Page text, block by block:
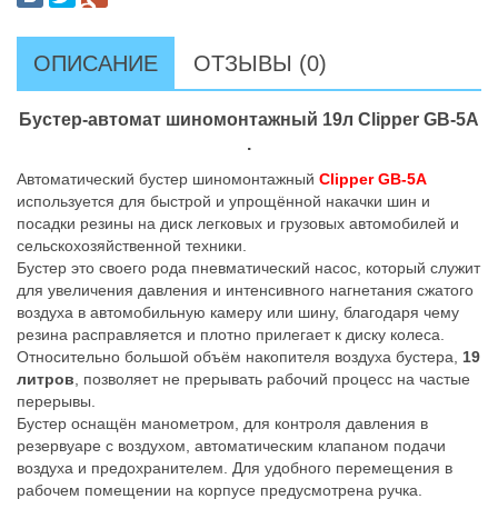
ОПИСАНИЕ ОТЗЫВЫ (0)
Бустер-автомат шиномонтажный 19л Clipper GB-5A
.
Автоматический бустер шиномонтажный Clipper GB-5A
используется для быстрой и упрощённой накачки шин и
посадки резины на диск легковых и грузовых автомобилей и
сельскохозяйственной техники.
Бустер это своего рода пневматический насос, который служит
для увеличения давления и интенсивного нагнетания сжатого
воздуха в автомобильную камеру или шину, благодаря чему
резина расправляется и плотно прилегает к диску колеса.
Относительно большой объём накопителя воздуха бустера, 19
литров , позволяет не прерывать рабочий процесс на частые
перерывы.
Бустер оснащён манометром, для контроля давления в
резервуаре с воздухом, автоматическим клапаном подачи
воздуха и предохранителем. Для удобного перемещения в
рабочем помещении на корпусе предусмотрена ручка.